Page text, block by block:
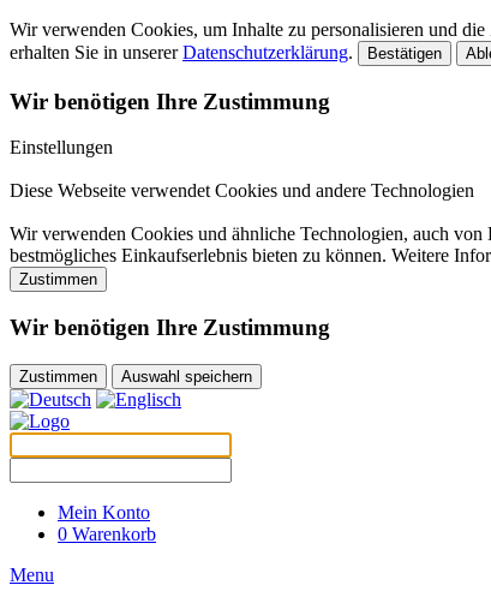
Wir verwenden Cookies, um Inhalte zu personalisieren und
erhalten Sie in unsererDatenschutzerklärung. Bestätigen
Wir benötigen Ihre Zustimmung
Einstellungen
Diese Webseite verwendet Cookies und andere Technologien
Wir verwenden Cookies und ähnliche Technologien, auch
bestmögliches Einkaufserlebnis bieten zu können. Weitere
Zustimmen
Wir benötigen Ihre Zustimmung
Zustimmen Auswahl speichern
Mein Konto
0 Warenkorb
Menu